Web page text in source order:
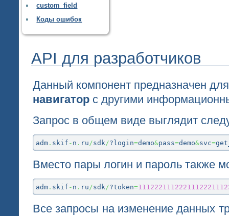
custom_field
Коды ошибок
API для разработчиков
Данный компонент предназначен
навигаторс другими
Запрос в общем виде выглядит
adm . skif - n . ru /sdk /?login=demo&pass=demo&svc=
Вместо пары логин и пароль также
adm . skif - n . ru /sdk /?token=
Все запросы на изменение данных